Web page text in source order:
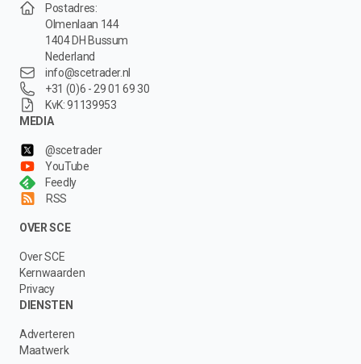
Postadres:
Olmenlaan 144
1404 DH Bussum
Nederland
info@scetrader.nl
+31 (0)6 - 29 01 69 30
KvK: 91139953
MEDIA
@scetrader
YouTube
Feedly
RSS
OVER SCE
Over SCE
Kernwaarden
Privacy
DIENSTEN
Adverteren
Maatwerk